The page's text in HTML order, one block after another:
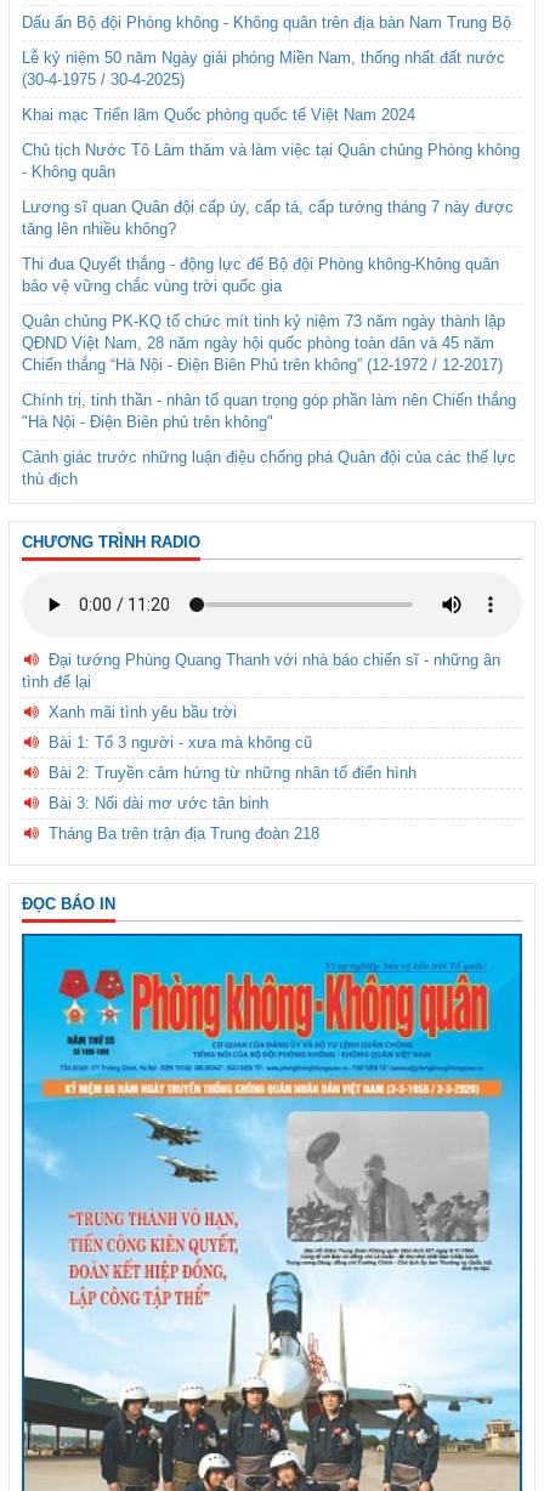
Dấu ấn Bộ đội Phòng không - Không quân trên địa bàn Nam Trung Bộ
Lễ kỷ niệm 50 năm Ngày giải phóng Miền Nam, thống nhất đất nước
(30-4-1975 / 30-4-2025)
Khai mạc Triển lãm Quốc phòng quốc tế Việt Nam 2024
Chủ tịch Nước Tô Lâm thăm và làm việc tại Quân chủng Phòng không
- Không quân
Lương sĩ quan Quân đội cấp úy, cấp tá, cấp tướng tháng 7 này được
tăng lên nhiều không?
Thi đua Quyết thắng - động lực để Bộ đội Phòng không-Không quân
bảo vệ vững chắc vùng trời quốc gia
Quân chủng PK-KQ tổ chức mít tinh kỷ niệm 73 năm ngày thành lập
QĐND Việt Nam, 28 năm ngày hội quốc phòng toàn dân và 45 năm
Chiến thắng “Hà Nội - Điện Biên Phủ trên không” (12-1972 / 12-2017)
Chính trị, tinh thần - nhân tố quan trọng góp phần làm nên Chiến thắng
"Hà Nội - Điện Biên phủ trên không"
Cảnh giác trước những luận điệu chống phá Quân đội của các thế lực
thù địch
CHƯƠNG TRÌNH RADIO
Đại tướng Phùng Quang Thanh với nhà báo chiến sĩ - những ân
tình để lại
Xanh mãi tình yêu bầu trời
Bài 1: Tổ 3 người - xưa mà không cũ
Bài 2: Truyền cảm hứng từ những nhân tố điển hình
Bài 3: Nối dài mơ ước tân binh
Tháng Ba trên trận địa Trung đoàn 218
ĐỌC BÁO IN